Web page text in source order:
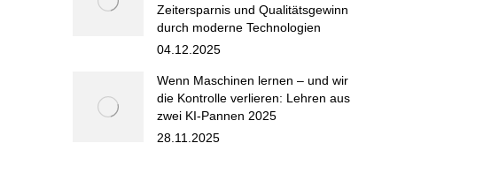
Zeitersparnis und Qualitätsgewinn
durch moderne Technologien
04.12.2025
Wenn Maschinen lernen – und wir
die Kontrolle verlieren: Lehren aus
zwei KI-Pannen 2025
28.11.2025